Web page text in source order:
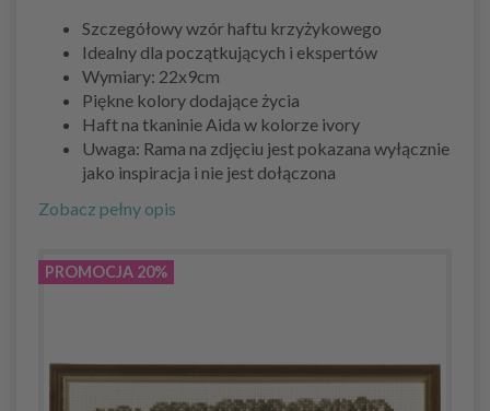
Szczegółowy wzór haftu krzyżykowego
Idealny dla początkujących i ekspertów
Wymiary: 22x9cm
Piękne kolory dodające życia
Haft na tkaninie Aida w kolorze ivory
Uwaga: Rama na zdjęciu jest pokazana wyłącznie
jako inspiracja i nie jest dołączona
Zobacz pełny opis
PROMOCJA 20%